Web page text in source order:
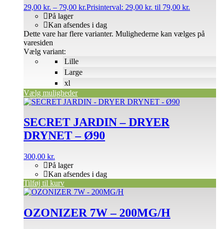
29,00 kr. – 79,00 kr.Prisinterval: 29,00 kr. til 79,00 kr.
På lager
Kan afsendes i dag
Vælg variant:
Vælg muligheder
Dette vare har flere varianter. Mulighederne kan vælges på
varesiden
Lille
Large
xl
SECRET JARDIN – DRYER
DRYNET – Ø90
300,00 kr.
På lager
Kan afsendes i dag
Tilføj til kurv
OZONIZER 7W – 200MG/H